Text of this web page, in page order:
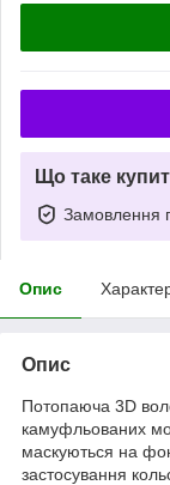
Що таке
Замовлення
Опис
Опис
Потопаюча 3D
камуфльованих
маскуються на
застосування